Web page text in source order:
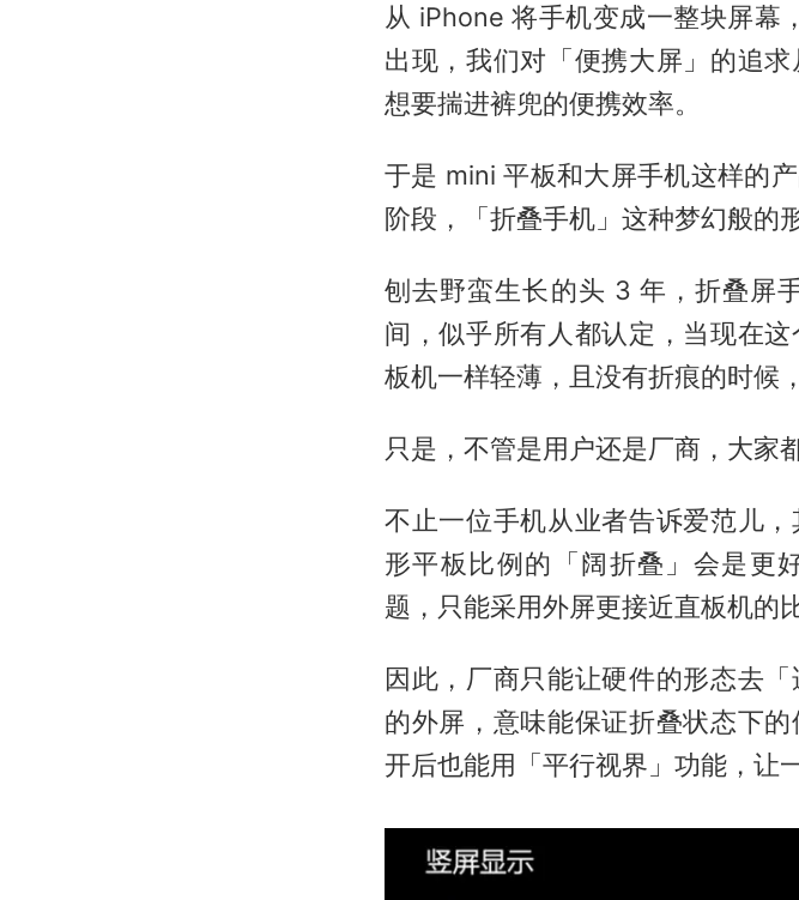
从 iPhone 将手机变成一整块屏幕
出现，我们对「便携大屏」的追
想要揣进裤兜的便携效率。
于是 mini 平板和大屏手机这样的
阶段，「折叠手机」这种梦幻般的
刨去野蛮生长的头 3 年，折叠屏
间，似乎所有人都认定，当现在
板机一样轻薄，且没有折痕的时候
只是，不管是用户还是厂商，大家
不止一位手机从业者告诉爱范儿
形平板比例的「阔折叠」会是更
题，只能采用外屏更接近直板机的比
因此，厂商只能让硬件的形态去
的外屏，意味能保证折叠状态下
开后也能用「平行视界」功能，让